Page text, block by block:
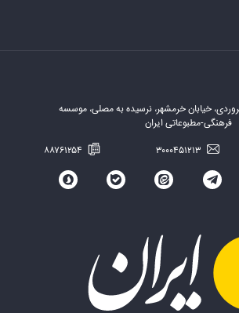
خیابان خرمشهر، نرسیده به مصلی، موسسه
فرهنگی-مطبوعاتی ایران